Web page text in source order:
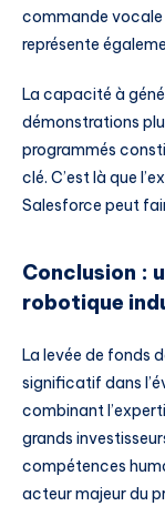
commande
représente
La capacité à
démonstrations
programmés
clé. C’est là que
Salesforce peut
Conclusion :
robotique
La levée de fonds
significatif dans
combinant
grands
compétences
acteur majeur du